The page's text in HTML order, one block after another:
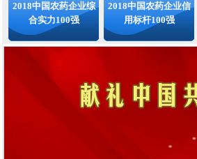
2018中国农药企业综
合实力100强
2018中国农药企业信
用标杆100强